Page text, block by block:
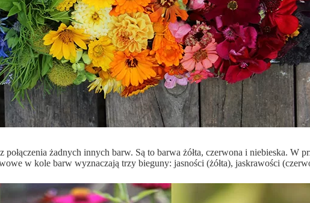
żadnych innych barw. Są to barwa żółta, czerwona i niebieska. W
w kole barw wyznaczają trzy bieguny: jasności (żółta), jaskrawości